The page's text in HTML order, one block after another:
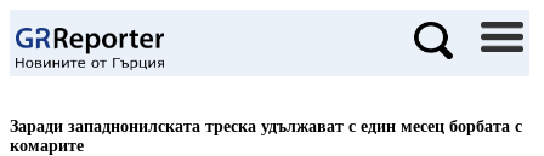
Заради западнонилската треска удължават с един месец борбата с
комарите